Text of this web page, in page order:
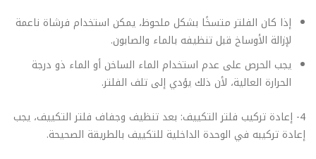
إذا كان الفلتر متسخًا بشكل ملحوظ، يمكن استخدام فرشاة ناعمة
لإزالة الأوساخ قبل تنظيفه بالماء والصابون.
يجب الحرص على عدم استخدام الماء الساخن أو الماء ذو درجة
الحرارة العالية، لأن ذلك يؤدي إلى تلف الفلتر.
4- إعادة تركيب فلتر التكييف: بعد تنظيف وجفاف فلتر التكييف، يجب
إعادة تركيبه في الوحدة الداخلية للتكييف بالطريقة الصحيحة.